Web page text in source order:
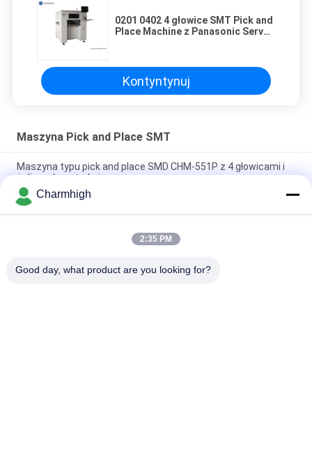
0201 0402 4 głowice SMT Pick and
Place Machine z Panasonic Servo
Kontyntynuj
Maszyna Pick and Place SMT
Maszyna typu pick and place SMD CHM-551P z 4 głowicami i
żeliwną konstrukcją
Wąska konstrukcja wysokiej precyzji modułu TC06 SMT Pick
and Place Machine 6 głowy wsparcie 01005
Charmhigh TM08 PCBA Produkcja SMT Maszyna do
Charmhigh
2:35 PM
Good day, what product are you looking for?